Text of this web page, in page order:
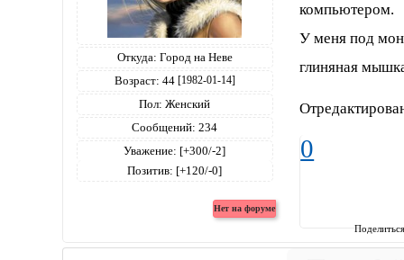
Откуда: Город на Неве
Возраст: 44 [1982-01-14]
Пол: Женский
Сообщений: 234
Уважение: [+300/-2]
Позитив: [+120/-0]
компьютером.
У меня под
глиняная
0